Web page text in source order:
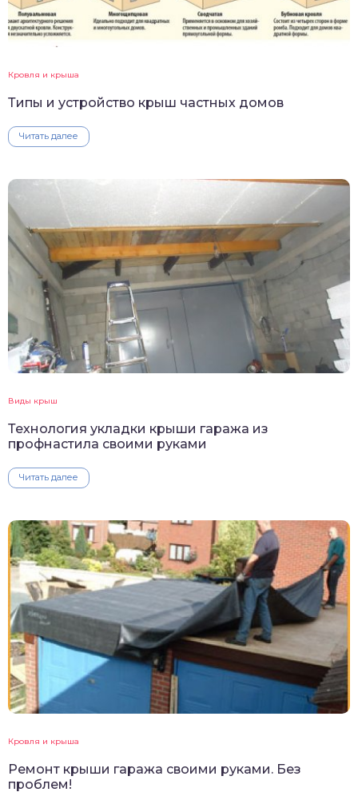
Кровля и крыша
Типы и устройство крыш частных домов
Читать далее
Виды крыш
Технология укладки крыши гаража из
профнастила своими руками
Читать далее
Кровля и крыша
Ремонт крыши гаража своими руками. Без
проблем!